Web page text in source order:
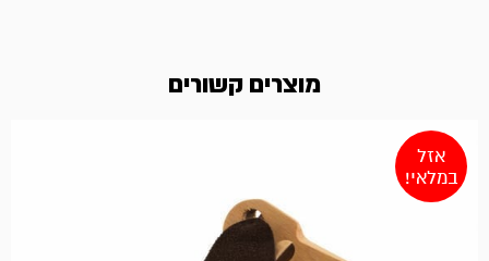
מוצרים קשורים
אזל
במלאי!